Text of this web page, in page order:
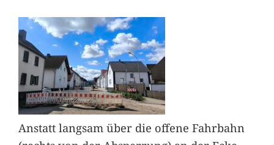
Anstatt langsam über die offene Fahrbahn